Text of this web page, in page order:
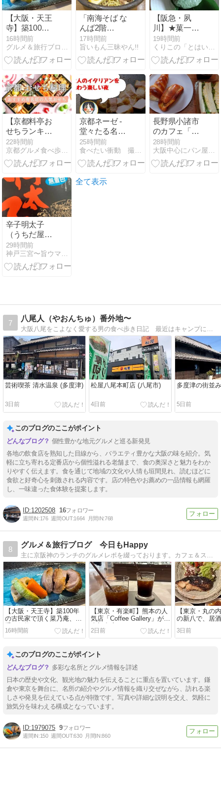
【大阪・天王
寺】築100年
の古民家で頂
く菜乃庵、お
手頃価格のコ
16時間前
「南海そば な
んば2階
店」-14 夏の
冷やしそばや
ってます！冷
260808
17時間前
旨いもん三昧やん!!
【阪急・夙
川】★菓一條
栄久堂吉宗★
麩まんじゅう
19時間前
【京都料亭お
せちランキン
グ2027】実店
舗評価4.0以上
の人気店
22時間前
京都グルメ食べ歩きガイド
京都ネーゼ -
堂々たる名店
の風格！シェ
フとカウンタ
ー席で語らい
ディナー
25時間前
長野県小諸市
のカフェ「ハ
グリコ」さん
でパンモーニ
ング
28時間前
辛子明太子
（うちだ屋）
～旨１４１０
～
29時間前
全て表示
7
八尾人（やおんちゅ）番外地〜
芸術喫茶 清水温泉 (多度津)
3日前
松屋八尾本町店 (八尾市)
4日前
多度津の街並み
5日前
このブログのここがポイント
個性豊かな地元グルメと巡る新発見
各地の飲食店を熟知した目線から、バラエティ豊かな大阪の味を紹介。気
軽に立ち寄れる定番店から個性溢れる老舗まで、食の奥深さと魅力をわか
りやすく伝えます。食を通じて地域の文化や人情も垣間見れ、読むほどに
食欲と好奇心を刺激される内容です。店の特色やお薦めの一品情報も網羅
し、一味違った食体験を提案します。
1202508 16
週間IN:176 週間OUT:1664 月間IN:768
8
グルメ＆旅行ブログ 今日もHappy
【大阪・天王寺】築100年
の古民家で頂く菜乃庵、お
手頃価格のコース♪
16時間前
【東京・有楽町】熊本の人
気店「Coffee Gallery」が関
東初出店
2日前
【東京・丸の
の新八で、居
3日前
このブログのここがポイント
多彩な名所とグルメ情報を詳述
日本の歴史や文化、観光地の魅力を伝えることに重点を置いています。鎌
倉や東京を舞台に、名所の紹介やグルメ情報を織り交ぜながら、訪れる楽
しさや発見を伝えている点が特徴です。写真や詳細な説明を交え、気軽に
旅気分を味わえる構成となっています。
1979075 9
週間IN:150 週間OUT:630 月間IN:860